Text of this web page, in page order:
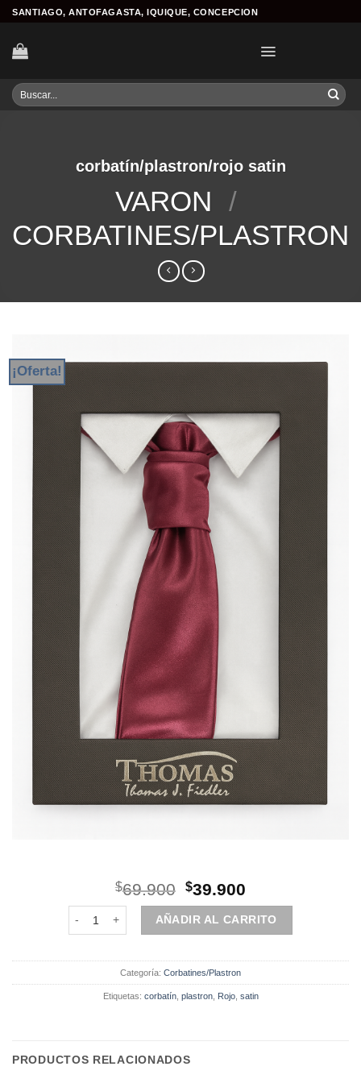
Skip
content
SANTIAGO, ANTOFAGASTA, IQUIQUE, CONCEPCION
Buscar
por:
corbatín/plastron/rojo satin
VARON /
CORBATINES/PLASTRON
¡Oferta!
$69.900 El
precio
original
era:
$69.900.
$39.900
precio
actual
es:
$39.900.
corbatín/plastron/rojo satin cantidad
AÑADIR AL CARRITO
Categoría: Corbatines/Plastron
Etiquetas: corbatín, plastron, Rojo, satin
PRODUCTOS RELACIONADOS